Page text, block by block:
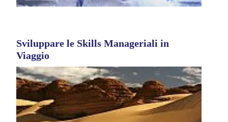
Sviluppare le Skills Manageriali in
Viaggio